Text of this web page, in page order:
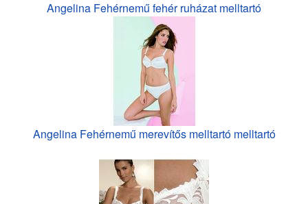
Angelina Fehérnemű fehér ruházat melltartó
Angelina Fehérnemű merevítős melltartó melltartó